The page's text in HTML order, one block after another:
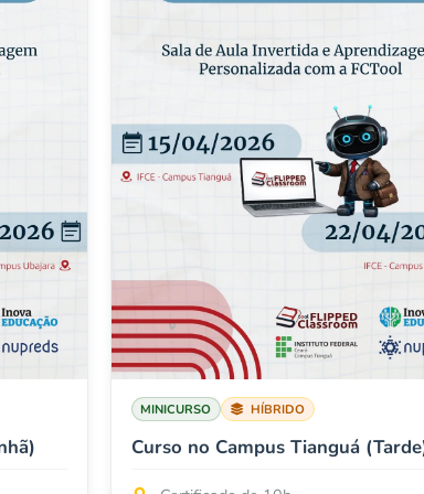
MINICURSO HÍBRIDO
Curso no Campus Tianguá